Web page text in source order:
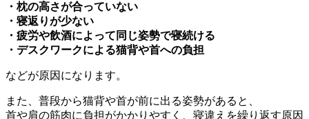
・枕の高さが合っていない
・寝返りが少ない
・疲労や飲酒によって同じ姿勢で寝続ける
・デスクワークによる猫背や首への負担
などが原因になります。
また、普段から猫背や首が前に出る姿勢があると、
首や肩の筋肉に負担がかかりやすく、寝違えを繰り返す原因